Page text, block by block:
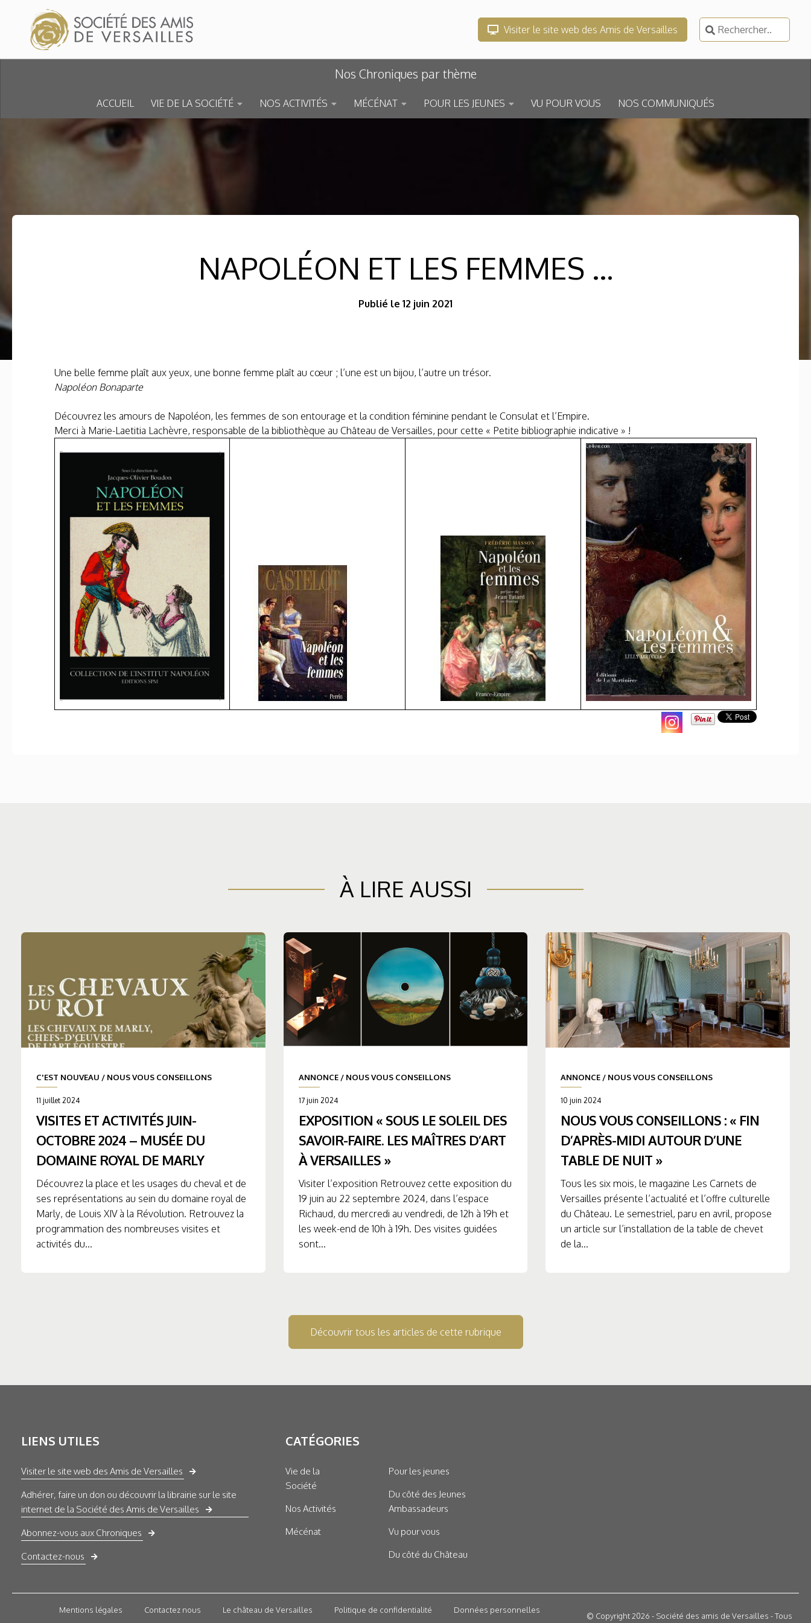
Skip to content
Visiter le site web des Amis de Versailles
Rechercher :
Nos Chroniques par thème
ACCUEIL VIE DE LA SOCIÉTÉ NOS ACTIVITÉS MÉCÉNAT POUR LES JEUNES VU POUR VOUS NOS COMMUNIQUÉS
NAPOLÉON ET LES FEMMES …
Publié le 12 juin 2021
Une belle femme plaît aux yeux, une bonne femme plaît au cœur ; l’une est un bijou, l’autre un trésor.
Napoléon Bonaparte
Découvrez les amours de Napoléon, les femmes de son entourage et la condition féminine pendant le Consulat et l’Empire.
Merci à Marie-Laetitia Lachèvre, responsable de la bibliothèque au Château de Versailles, pour cette « Petite bibliographie indicative » !
À LIRE AUSSI
C'EST NOUVEAU / NOUS VOUS CONSEILLONS
11 juillet 2024
VISITES ET ACTIVITÉS JUIN-
OCTOBRE 2024 – MUSÉE DU
DOMAINE ROYAL DE MARLY
Découvrez la place et les usages du cheval et de
ses représentations au sein du domaine royal de
Marly, de Louis XIV à la Révolution. Retrouvez la
programmation des nombreuses visites et
activités du...
ANNONCE/ NOUS VOUS CONSEILLONS
17 juin 2024
EXPOSITION « SOUS LE SOLEIL DES
SAVOIR-FAIRE. LES MAÎTRES D’ART
À VERSAILLES »
Visiter l’exposition Retrouvez cette exposition du
19 juin au 22 septembre 2024, dans l’espace
Richaud, du mercredi au vendredi, de 12h à 19h et
les week-end de 10h à 19h. Des visites guidées
sont...
ANNONCE / NOUS VOUS CONSEILLONS
10 juin 2024
NOUS VOUS CONSEILLONS : « FIN
D’APRÈS-MIDI AUTOUR D’UNE
TABLE DE NUIT »
Tous les six mois, le magazine Les Carnets de
Versailles présente l’actualité et l’offre culturelle
du Château. Le semestriel, paru en avril, propose
un article sur l’installation de la table de chevet
de la...
Découvrir tous les articles de cette rubrique
LIENS UTILES
Visiter le site web des Amis de Versailles
Adhérer, faire un don ou découvrir la librairie sur le site
internet de la Société des Amis de Versailles
Abonnez-vous aux Chroniques
Contactez-nous
CATÉGORIES
Vie de la
Société
Nos Activités
Mécénat
Pour les jeunes
Du côté des Jeunes
Ambassadeurs
Vu pour vous
Du côté du Château
Mentions légales Contactez nous Le château de Versailles Politique de confidentialité Données personnelles
© Copyright 2026 - Société des amis de Versailles - Tous